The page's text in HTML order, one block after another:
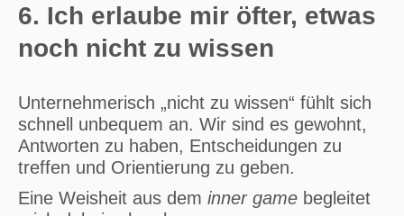
6. Ich erlaube mir öfter, etwas
noch nicht zu wissen
Unternehmerisch „nicht zu wissen“ fühlt sich
schnell unbequem an. Wir sind es gewohnt,
Antworten zu haben, Entscheidungen zu
treffen und Orientierung zu geben.
Eine Weisheit aus dem inner game begleitet